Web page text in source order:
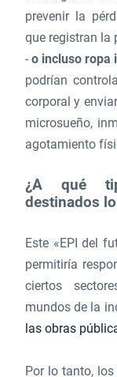
prevenir la
que registran la
- o incluso ropa
podrían
corporal y
microsueño,
agotamiento
¿A qué
destinados
Este «EPI del
permitiría
ciertos
mundos de la
las obras
Por lo tanto, los